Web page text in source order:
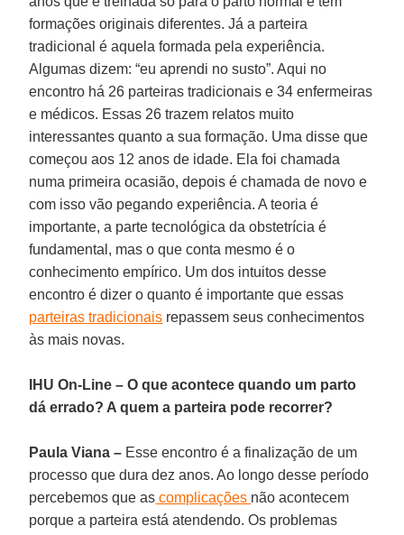
formações originais diferentes. Já a parteira
tradicional é aquela formada pela experiência.
Algumas dizem: “eu aprendi no susto”. Aqui no
encontro há 26 parteiras tradicionais e 34 enfermeiras
e médicos. Essas 26 trazem relatos muito
interessantes quanto a sua formação. Uma disse que
começou aos 12 anos de idade. Ela foi chamada
numa primeira ocasião, depois é chamada de novo e
com isso vão pegando experiência. A teoria é
importante, a parte tecnológica da obstetrícia é
fundamental, mas o que conta mesmo é o
conhecimento empírico. Um dos intuitos desse
encontro é dizer o quanto é importante que essas
parteiras tradicionais repassem seus conhecimentos
às mais novas.
IHU On-Line – O que acontece quando um parto
dá errado? A quem a parteira pode recorrer?
Paula Viana – Esse encontro é a finalização de um
processo que dura dez anos. Ao longo desse período
percebemos que as complicações não acontecem
porque a parteira está atendendo. Os problemas